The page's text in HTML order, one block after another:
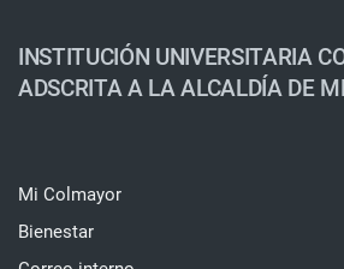
INSTITUCIÓN UNIVERSITARIA
ADSCRITA A LA ALCALDÍA DE
Mi Colmayor
Bienestar